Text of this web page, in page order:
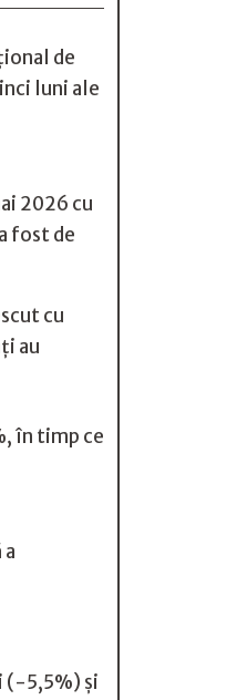
de
luni ale
2026 cu
fost de
cu
au
în timp ce
(-5,5%) și